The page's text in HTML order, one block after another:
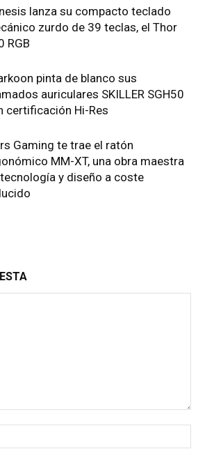
lanza su compacto teclado
zurdo de 39 teclas, el Thor
RGB
pinta de blanco sus
auriculares SKILLER SGH50
certificación Hi-Res
Gaming te trae el ratón
MM-XT, una obra maestra
y diseño a coste